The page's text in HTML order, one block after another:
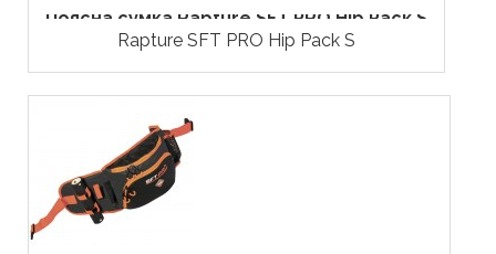
Поясна сумка Rapture SFT PRO Hip Pack S
Rapture SFT PRO Hip Pack S